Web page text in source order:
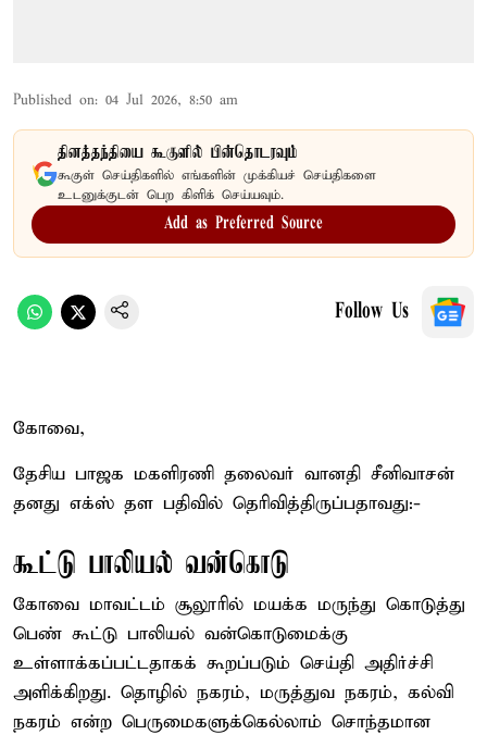
Published on: 04 Jul 2026, 8:50 am
தினத்தந்தியை கூகுளில் பின்தொடரவும்
கூகுள் செய்திகளில் எங்களின் முக்கியச் செய்திகளை
உடனுக்குடன் பெற கிளிக் செய்யவும்.
Add as Preferred Source
Follow Us
கோவை,
தேசிய பாஜக மகளிரணி தலைவர் வானதி சீனிவாசன்
தனது எக்ஸ் தள பதிவில் தெரிவித்திருப்பதாவது:-
கூட்டு பாலியல் வன்கொடு
கோவை மாவட்டம் சூலூரில் மயக்க மருந்து கொடுத்து
பெண் கூட்டு பாலியல் வன்கொடுமைக்கு
உள்ளாக்கப்பட்டதாகக் கூறப்படும் செய்தி அதிர்ச்சி
அளிக்கிறது. தொழில் நகரம், மருத்துவ நகரம், கல்வி
நகரம் என்ற பெருமைகளுக்கெல்லாம் சொந்தமான